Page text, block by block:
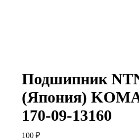
Подшипник
(Япония)
170-09-13160
100 ₽